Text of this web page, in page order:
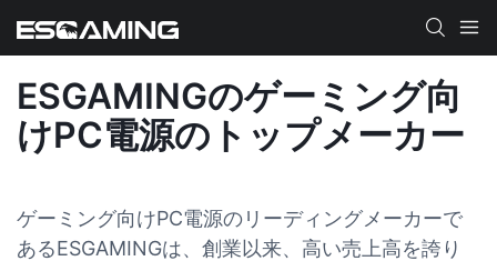
ESGAMINGのゲーミング向
けPC電源のトップメーカー
ゲーミング向けPC電源のリーディングメーカーで
あるESGAMINGは、創業以来、高い売上高を誇り